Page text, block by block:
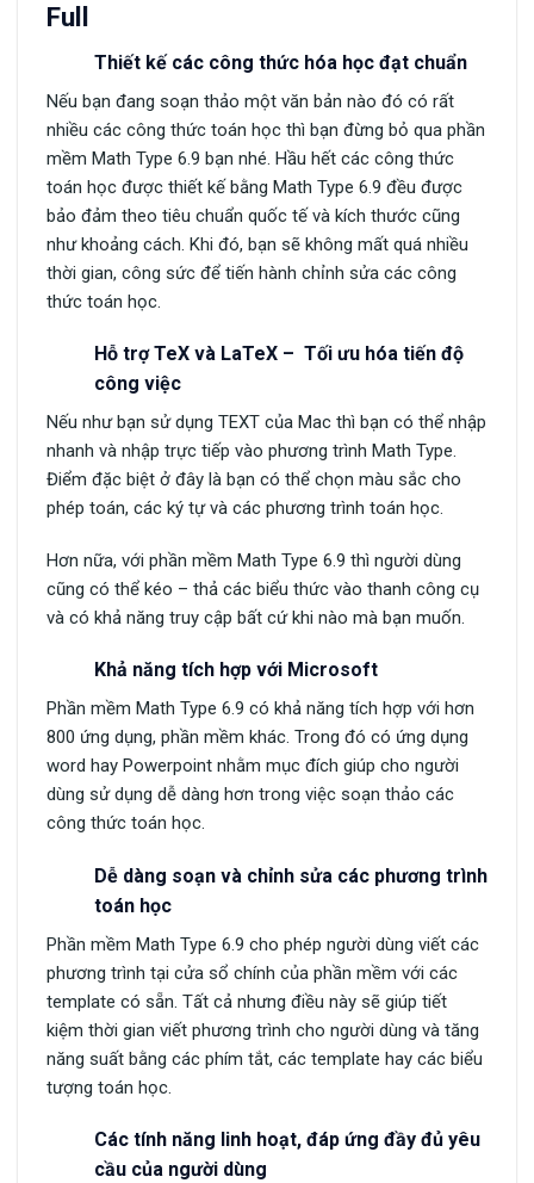
Full
Thiết kế các công thức hóa học đạt chuẩn
Nếu bạn đang soạn thảo một văn bản nào đó có rất
nhiều các công thức toán học thì bạn đừng bỏ qua phần
mềm Math Type 6.9 bạn nhé. Hầu hết các công thức
toán học được thiết kế bằng Math Type 6.9 đều được
bảo đảm theo tiêu chuẩn quốc tế và kích thước cũng
như khoảng cách. Khi đó, bạn sẽ không mất quá nhiều
thời gian, công sức để tiến hành chỉnh sửa các công
thức toán học.
Hỗ trợ TeX và LaTeX – Tối ưu hóa tiến độ
công việc
Nếu như bạn sử dụng TEXT của Mac thì bạn có thể nhập
nhanh và nhập trực tiếp vào phương trình Math Type.
Điểm đặc biệt ở đây là bạn có thể chọn màu sắc cho
phép toán, các ký tự và các phương trình toán học.
Hơn nữa, với phần mềm Math Type 6.9 thì người dùng
cũng có thể kéo – thả các biểu thức vào thanh công cụ
và có khả năng truy cập bất cứ khi nào mà bạn muốn.
Khả năng tích hợp với Microsoft
Phần mềm Math Type 6.9 có khả năng tích hợp với hơn
800 ứng dụng, phần mềm khác. Trong đó có ứng dụng
word hay Powerpoint nhằm mục đích giúp cho người
dùng sử dụng dễ dàng hơn trong việc soạn thảo các
công thức toán học.
Dễ dàng soạn và chỉnh sửa các phương trình
toán học
Phần mềm Math Type 6.9 cho phép người dùng viết các
phương trình tại cửa sổ chính của phần mềm với các
template có sẵn. Tất cả nhưng điều này sẽ giúp tiết
kiệm thời gian viết phương trình cho người dùng và tăng
năng suất bằng các phím tắt, các template hay các biểu
tượng toán học.
Các tính năng linh hoạt, đáp ứng đầy đủ yêu
cầu của người dùng